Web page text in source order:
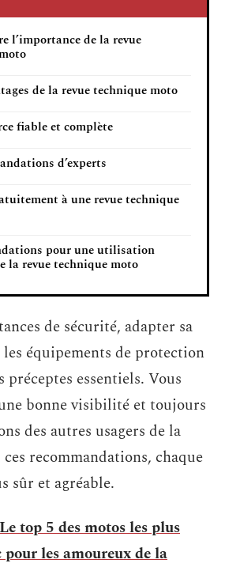
l’importance de la revue
de la revue technique moto
fiable et complète
d’experts
à une revue technique
pour une utilisation
la revue technique moto
de sécurité, adapter sa
équipements de protection
préceptes essentiels. Vous
bonne visibilité et toujours
des autres usagers de la
recommandations, chaque
sûr et agréable.
Le top 5 des motos les plus
les amoureux de la